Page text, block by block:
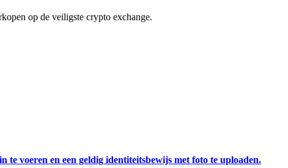
op de veiligste crypto exchange.
voeren en een geldig identiteitsbewijs met foto te uploaden.